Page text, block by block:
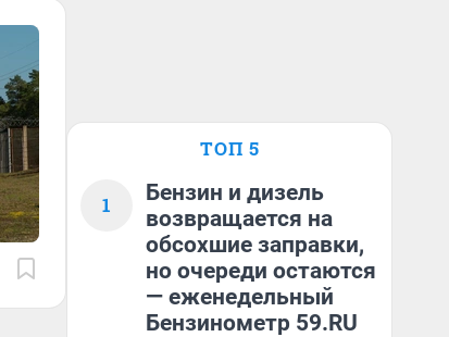
ТОП 5
1
Бензин и дизель
возвращается на
обсохшие заправки,
но очереди остаются
— еженедельный
Бензинометр 59.RU